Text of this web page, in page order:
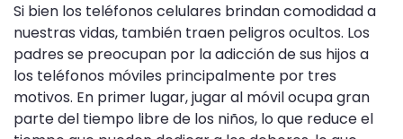
Si bien los teléfonos celulares brindan comodidad a
nuestras vidas, también traen peligros ocultos. Los
padres se preocupan por la adicción de sus hijos a
los teléfonos móviles principalmente por tres
motivos. En primer lugar, jugar al móvil ocupa gran
parte del tiempo libre de los niños, lo que reduce el